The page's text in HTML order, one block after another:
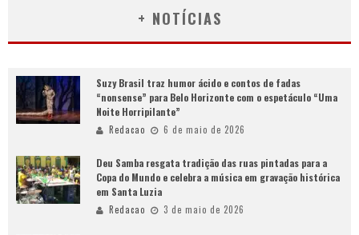
+ NOTÍCIAS
Suzy Brasil traz humor ácido e contos de fadas
“nonsense” para Belo Horizonte com o espetáculo “Uma
Noite Horripilante”
Redacao 6 de maio de 2026
Deu Samba resgata tradição das ruas pintadas para a
Copa do Mundo e celebra a música em gravação histórica
em Santa Luzia
Redacao 3 de maio de 2026